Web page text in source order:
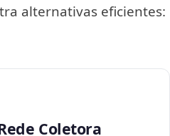
alternativas eficientes:
Coletora